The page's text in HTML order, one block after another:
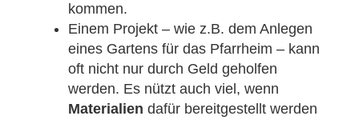
kommen.
Einem Projekt – wie z.B. dem Anlegen
eines Gartens für das Pfarrheim – kann
oft nicht nur durch Geld geholfen
werden. Es nützt auch viel, wenn
Materialien dafür bereitgestellt werden